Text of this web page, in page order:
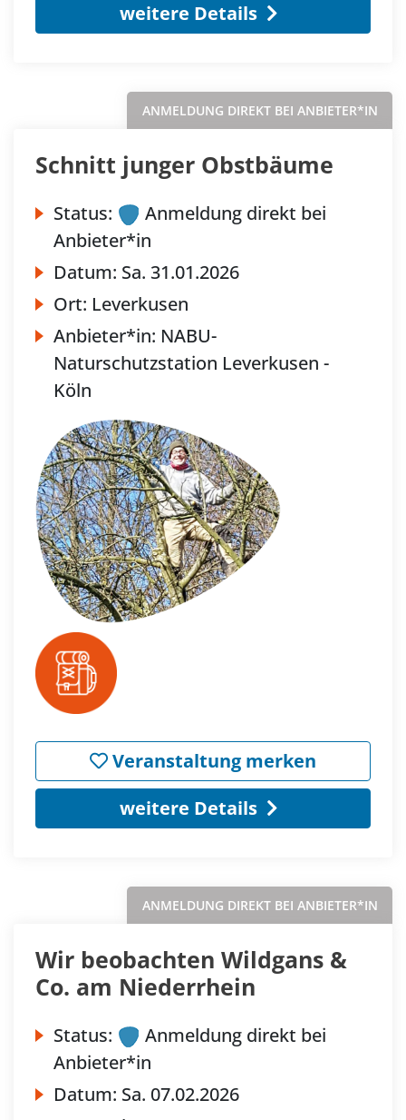
weitere Details
ANMELDUNG DIREKT BEI ANBIETER*IN
Schnitt junger Obstbäume
Status:
Anmeldung direkt bei
Anbieter*in
Datum: Sa. 31.01.2026
Ort: Leverkusen
Anbieter*in: NABU-
Naturschutzstation Leverkusen -
Köln
Veranstaltung merken
weitere Details
ANMELDUNG DIREKT BEI ANBIETER*IN
Wir beobachten Wildgans &
Co. am Niederrhein
Status:
Anmeldung direkt bei
Anbieter*in
Datum: Sa. 07.02.2026